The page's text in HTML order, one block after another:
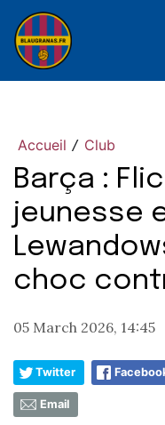
Accueil / Club
Barça :
jeunesse
choc
05 March 2026, 14:45
Twitter
Email